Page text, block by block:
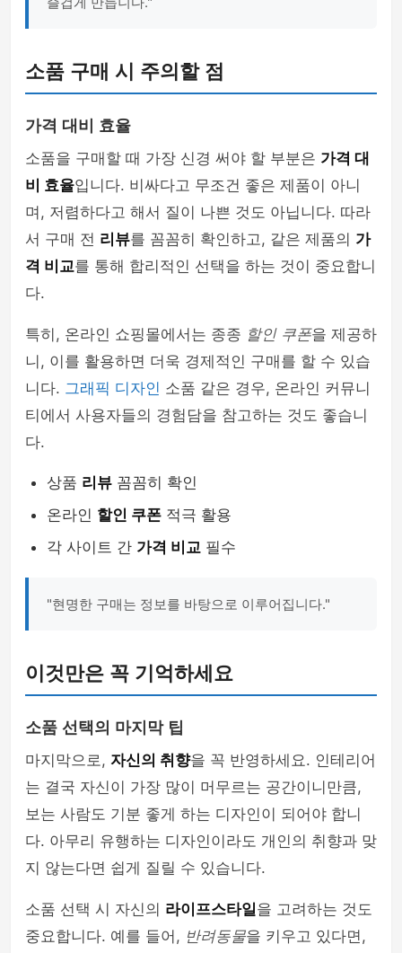
소품 구매 시 주의할 점
가격 대비 효율
소품을 구매할 때 가장 신경 써야 할 부분은 가격 대
비 효율입니다. 비싸다고 무조건 좋은 제품이 아니
며, 저렴하다고 해서 질이 나쁜 것도 아닙니다. 따라
서 구매 전 리뷰를 꼼꼼히 확인하고, 같은 제품의 가
격 비교를 통해 합리적인 선택을 하는 것이 중요합니
다.
특히, 온라인 쇼핑몰에서는 종종 할인 쿠폰을 제공하
니, 이를 활용하면 더욱 경제적인 구매를 할 수 있습
니다. 그래픽 디자인 소품 같은 경우, 온라인 커뮤니
티에서 사용자들의 경험담을 참고하는 것도 좋습니
다.
상품 리뷰 꼼꼼히 확인
온라인 할인 쿠폰 적극 활용
각 사이트 간 가격 비교 필수
"현명한 구매는 정보를 바탕으로 이루어집니다."
이것만은 꼭 기억하세요
소품 선택의 마지막 팁
마지막으로, 자신의 취향을 꼭 반영하세요. 인테리어
는 결국 자신이 가장 많이 머무르는 공간이니만큼,
보는 사람도 기분 좋게 하는 디자인이 되어야 합니
다. 아무리 유행하는 디자인이라도 개인의 취향과 맞
지 않는다면 쉽게 질릴 수 있습니다.
소품 선택 시 자신의 라이프스타일을 고려하는 것도
중요합니다. 예를 들어, 반려동물을 키우고 있다면,